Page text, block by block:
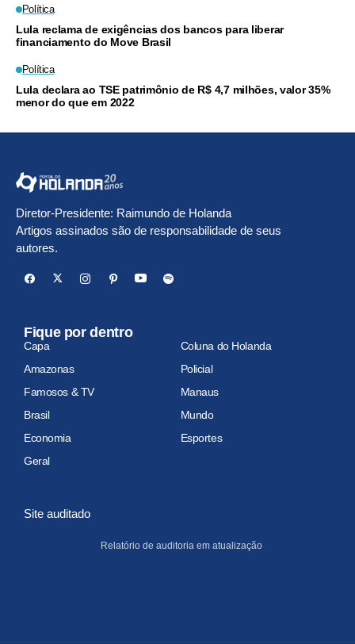
Política
Lula reclama de exigências dos bancos para liberar
financiamento do Move Brasil
Política
Lula declara ao TSE patrimônio de R$ 4,7 milhões, valor 35%
menor do que em 2022
Diretor-Presidente: Raimundo de Holanda
Artigos assinados são de responsabilidade de seus
autores.
Fique por dentro
Capa
Coluna do Holanda
Amazonas
Policial
Famosos & TV
Manaus
Brasil
Mundo
Economia
Esportes
Geral
Site auditado
Relatório de auditoria em atualização